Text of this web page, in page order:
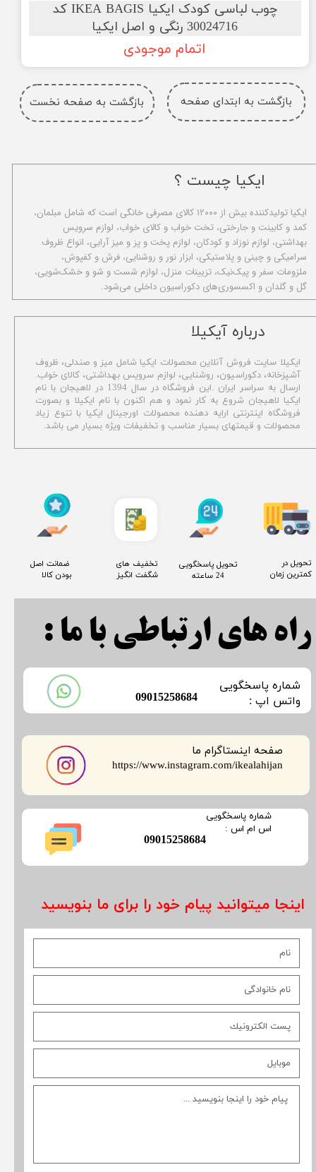
چوب لباسی کودک ایکیا IKEA BAGIS کد
30024716 رنگی و اصل ایکیا
اتمام موجودی
بازگشت به صفحه نخست بازگشت به ابتدای صفحه
​درباره آیکیلا
ایکیلا سایت فروش آنلاین محصولات ایکیا شامل میز و صندلی، ظروف
آشپزخانه، دکوراسیون، روشنایی، لوازم سرویس بهداشتی، کالای خواب.
ارسال به سراسر ایران .این فروشگاه در سال 1394 در لاهیجان با نام
ایکیا لاهیجان شروع به کار نمود و هم اکنون با نام ایکیلا و بصورت
فروشگاه اینترنتی ارایه دهنده محصولات اورجینال ایکیا با تنوع زیاد
محصولات و قیمتهای بسیار مناسب و تخفیفات ویژه بسیار می باشد.
صفحه اینستاگرام ما
​​​​​​​https://www.instagram.com/ikealahijan
​شماره پاسخگویی
​​​​​واتس اپ :
​09015258684
اینجا میتوانید پیام خود را برای ما بنویسید
راه های ارتباطی با ما :
​09015258684
​شماره پاسخگویی
​​​​​اس ام اس :
ایکیا چیست ؟
ا​یکیا تولیدکننده بیش از ۱۲۰۰۰ کالای مصرفی خانگی است که شامل مبلمان،
کمد و کابینت و جارختی، تخت خواب و کالای خواب، لوازم سرویس
بهداشتی، لوازم نوزاد و کودکان، لوازم پخت و پز و میز آرایی، انواع ظروف
سرامیکی و چینی و پلاستیکی، ابزار نور و روشنایی، فرش و کفپوش،
ملزومات سفر و پیک‌نیک، تزیینات منزل، لوازم شست و شو و خشک‌شویی،
گل و گلدان و اکسسوری‌های دکوراسیون داخلی می‌شود.
​تحویل در
کمترین زمان
​تحویل پاسخگویی
24 ساعته
​تخفیف های
شگفت انگیز
​ ضمانت اصل
بودن کالا